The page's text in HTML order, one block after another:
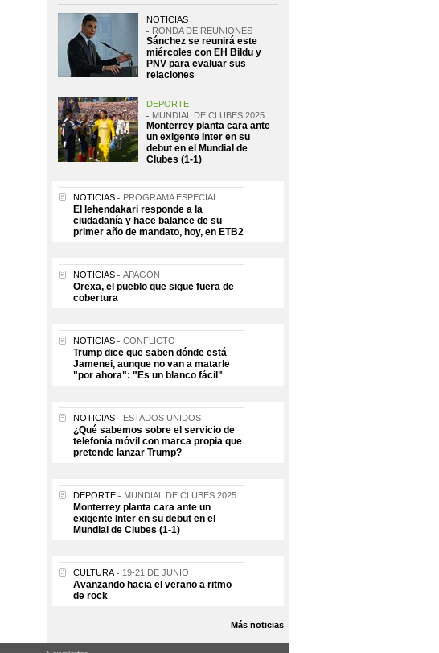
NOTICIAS
RONDA DE REUNIONES
Sánchez se reunirá este
miércoles con EH Bildu y
PNV para evaluar sus
relaciones
DEPORTE
MUNDIAL DE CLUBES 2025
Monterrey planta cara ante
un exigente Inter en su
debut en el Mundial de
Clubes (1-1)
NOTICIAS PROGRAMA ESPECIAL
El lehendakari responde a la
ciudadanía y hace balance de su
primer año de mandato, hoy, en ETB2
NOTICIAS APAGÓN
Orexa, el pueblo que sigue fuera de
cobertura
NOTICIAS CONFLICTO
Trump dice que saben dónde está
Jamenei, aunque no van a matarle
"por ahora": "Es un blanco fácil"
NOTICIAS ESTADOS UNIDOS
¿Qué sabemos sobre el servicio de
telefonía móvil con marca propia que
pretende lanzar Trump?
DEPORTE MUNDIAL DE CLUBES 2025
Monterrey planta cara ante un
exigente Inter en su debut en el
Mundial de Clubes (1-1)
CULTURA 19-21 DE JUNIO
Avanzando hacia el verano a ritmo
de rock
Más noticias